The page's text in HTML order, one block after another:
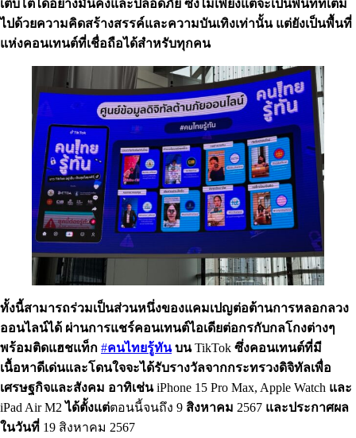
เติบโตได้อย่างมั่นคงและปลอดภัย ซึ่งไม่เพียงแต่จะเป็นพื้นที่ที่เต็ม
ไปด้วยความคิดสร้างสรรค์และความบันเทิงเท่านั้น แต่ยังเป็นพื้นที่
แห่งคอนเทนต์ที่เชื่อถือได้สำหรับทุกคน
ทั้งนี้สามารถร่วมเป็นส่วนหนึ่งของแคมเปญต่อต้านการหลอกลวง
ออนไลน์ได้ ผ่านการแชร์คอนเทนต์ไอเดียต่อกรกับกลโกงต่างๆ
พร้อมติดแฮชแท็ก #คนไทยรู้ทัน บนTikTok ซึ่งคอนเทนต์ที่มี
เนื้อหาดีเด่นและโดนใจจะได้รับรางวัลจากกระทรวงดิจิทัลเพื่อ
เศรษฐกิจและสังคม อาทิเช่นiPhone 15 Pro Max, Apple Watch และ
iPad Air M2ได้ตั้งแต่ตอนนี้จนถึง 9 สิงหาคม 2567 และประกาศผล
ในวันที่ 19 สิงหาคม 2567